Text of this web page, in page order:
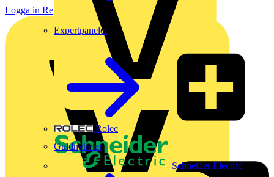
Rolec
Schneider Electric
Expertpaneler
Guldnyheter
Logga in Registrera dig